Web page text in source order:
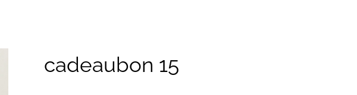
cadeaubon 15